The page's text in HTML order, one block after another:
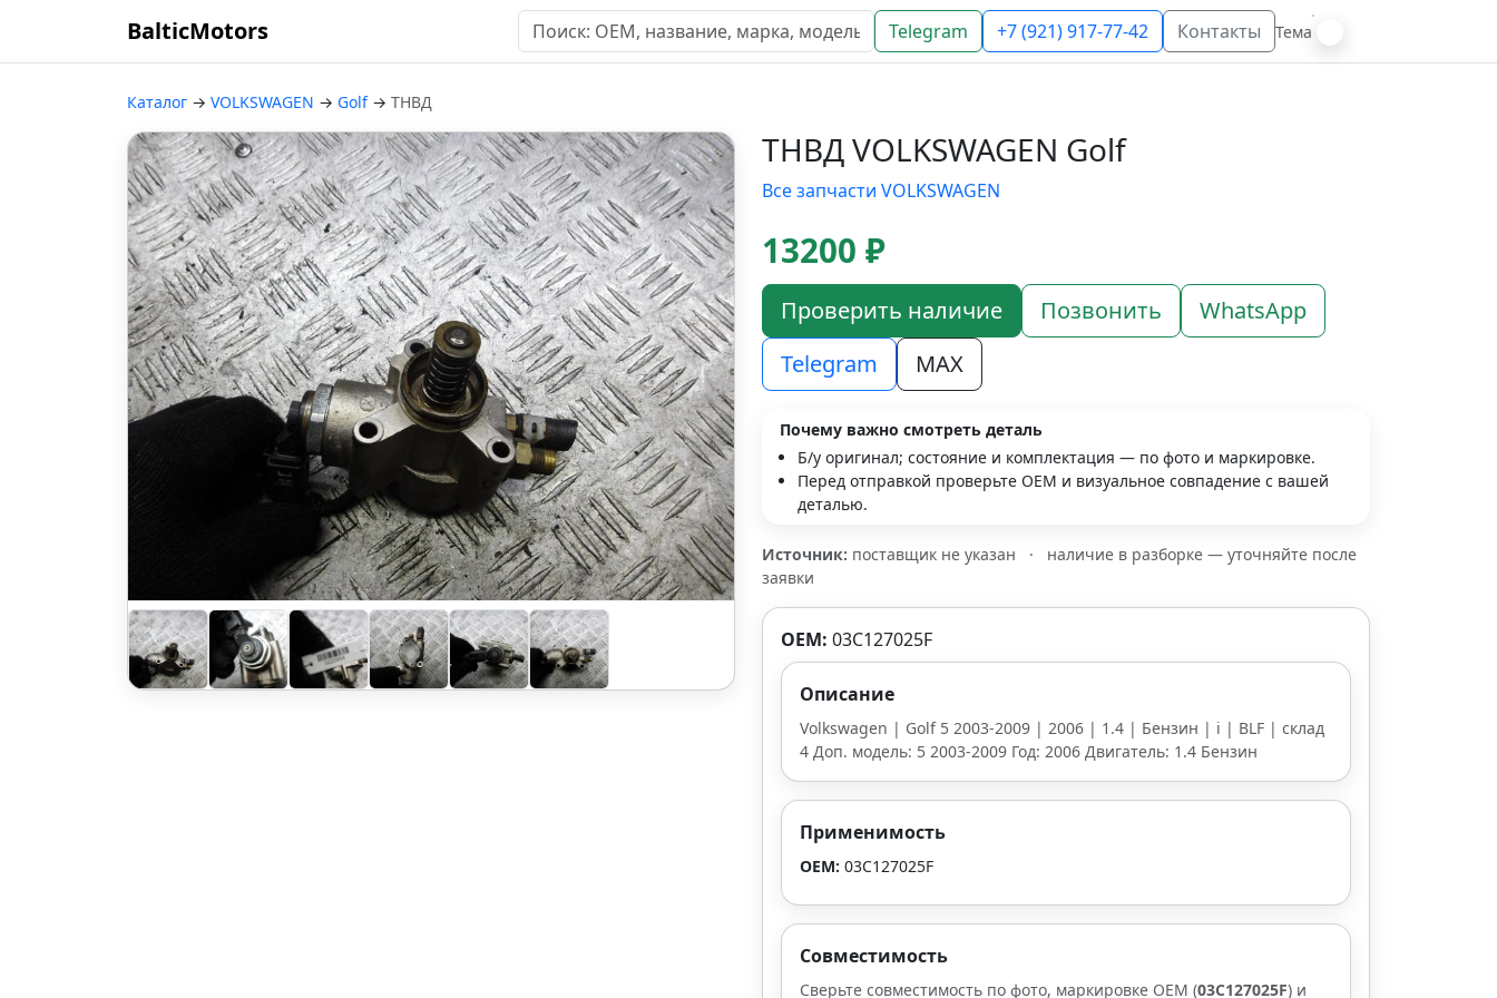
BalticMotors Telegram +7 (921) 917-77-42 Контакты Тема
Каталог → VOLKSWAGEN → Golf → ТНВД
ТНВД VOLKSWAGEN Golf
Все запчасти VOLKSWAGEN
13200 ₽
Проверить наличие Позвонить
WhatsApp
Telegram
MAX
Почему важно смотреть деталь
Б/у оригинал; состояние и комплектация — по фото и маркировке.
Перед отправкой проверьте OEM и визуальное совпадение с вашей
деталью.
Источник: поставщик не указан ·
наличие в разборке — уточняйте после
заявки
OEM: 03C127025F
Описание
Volkswagen | Golf 5 2003-2009 | 2006 | 1.4 | Бензин | i | BLF | склад
4 Доп. модель: 5 2003-2009 Год: 2006 Двигатель: 1.4 Бензин
Применимость
OEM: 03C127025F
Совместимость
Сверьте совместимость по фото, маркировке OEM (03C127025F) и